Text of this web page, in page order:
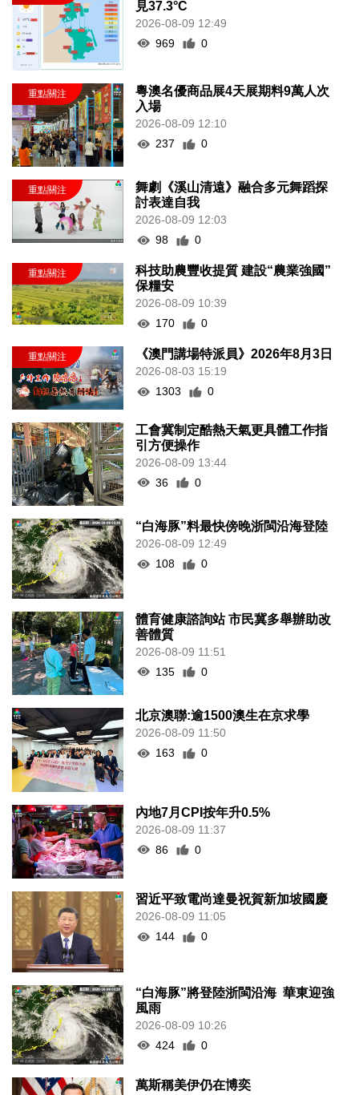
見37.3°C
2026-08-09 12:49
969
0
粵澳名優商品展4天展期料9萬人次
入場
2026-08-09 12:10
237
0
舞劇《溪山清遠》融合多元舞蹈探
討表達自我
2026-08-09 12:03
98
0
科技助農豐收提質 建設“農業強國”
保糧安
2026-08-09 10:39
170
0
《澳門講場特派員》2026年8月3日
2026-08-03 15:19
1303
0
工會冀制定酷熱天氣更具體工作指
引方便操作
2026-08-09 13:44
36
0
“白海豚”料最快傍晚浙閩沿海登陸
2026-08-09 12:49
108
0
體育健康諮詢站 市民冀多舉辦助改
善體質
2026-08-09 11:51
135
0
北京澳聯:逾1500澳生在京求學
2026-08-09 11:50
163
0
內地7月CPI按年升0.5%
2026-08-09 11:37
86
0
習近平致電尚達曼祝賀新加坡國慶
2026-08-09 11:05
144
0
“白海豚”將登陸浙閩沿海 華東迎強
風雨
2026-08-09 10:26
424
0
萬斯稱美伊仍在博奕